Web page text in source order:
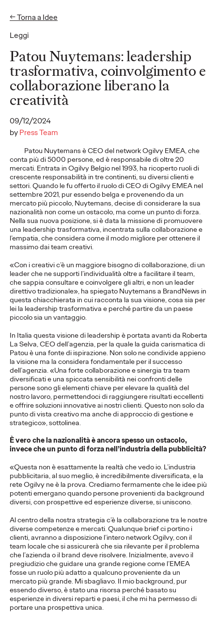
Leggi
← Torna a Idee
Patou Nuytemans: leadership
trasformativa, coinvolgimento e
collaborazione liberano la
creatività
09/12/2024
byPress Team
Patou Nuytemans è CEO del network Ogilvy EMEA, che
conta più di 5000 persone, ed è responsabile di oltre 20
mercati. Entrata in Ogilvy Belgio nel 1993, ha ricoperto ruoli di
crescente responsabilità in tre continenti, su diversi clienti e
settori. Quando le fu offerto il ruolo di CEO di Ogilvy EMEA nel
settembre 2021, pur essendo belga e provenendo da un
mercato più piccolo, Nuytemans, decise di considerare la sua
nazionalità non come un ostacolo, ma come un punto di forza.
Nella sua nuova posizione, si è data la missione di promuovere
una leadership trasformativa, incentrata sulla collaborazione e
l’empatia, che considera come il modo migliore per ottenere il
massimo dai team creativi.
«Con i creativi c’è un maggiore bisogno di collaborazione, di un
leader che ne supporti l’individualità oltre a facilitare il team,
che sappia consultare e coinvolgere gli altri, e non un leader
direttivo tradizionale», ha spiegato Nuytemans a BrandNews in
questa chiacchierata in cui racconta la sua visione, cosa sia per
lei la leadership trasformativa e perché partire da un paese
piccolo sia un vantaggio.
In Italia questa visione di leadership è portata avanti da Roberta
La Selva, CEO dell’agenzia, per la quale la guida carismatica di
Patou è una fonte di ispirazione. Non solo ne condivide appieno
la visione ma la considera fondamentale per il successo
dell’agenzia. «Una forte collaborazione e sinergia tra team
diversificati e una spiccata sensibilità nei confronti delle
persone sono gli elementi chiave per elevare la qualità del
nostro lavoro, permettendoci di raggiungere risultati eccellenti
e offrire soluzioni innovative ai nostri clienti. Questo non solo da
punto di vista creativo ma anche di approccio di gestione e
strategico», sottolinea.
È vero che la nazionalità è ancora spesso un ostacolo,
invece che un punto di forza nell’industria della pubblicità?
«Questa non è esattamente la realtà che vedo io. L’industria
pubblicitaria, al suo meglio, è incredibilmente diversificata, e la
rete Ogilvy ne è la prova. Crediamo fermamente che le idee più
potenti emergano quando persone provenienti da background
diversi, con prospettive ed esperienze diverse, si uniscono.
Al centro della nostra strategia c’è la collaborazione tra le nostre
diverse competenze e mercati. Qualunque brief ci portino i
clienti, avranno a disposizione l’intero network Ogilvy, con il
team locale che si assicurerà che sia rilevante per il problema
che l’azienda o il brand deve risolvere. Inizialmente, avevo il
pregiudizio che guidare una grande regione come l’EMEA
fosse un ruolo più adatto a qualcuno proveniente da un
mercato più grande. Mi sbagliavo. Il mio background, pur
essendo diverso, è stato una risorsa perché basato su
esperienze in diversi reparti e paesi, il che mi ha permesso di
portare una prospettiva unica.
Idee
COMUNICATI STAMPA
“A Timeless Summer"
la campagna che
inaugura la
collaborazione tra
Ogilvy e Stefanel,
@vita_____lenta
partner d'eccezione
della campagna.
Press Team 20/05/2026
La campagna per il brand, firmata Ogilvy,trasforma l’estate
mediterranea in uno stato mentale senza tempo.
More→
Il Trentino insieme a
Ogilvy si prepara ad
accogliere il mondo.
Press Team 07/01/2026
Trentino Marketing torna in TV per salutare l’arrivo delle
More→
COMUNICATI STAMPA
La nuova campagna di
EMERGENCY e
Ogilvy per chi fa
sentire la sua voce
contro la guerra.